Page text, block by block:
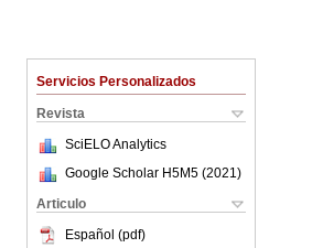
Servicios Personalizados
Revista
SciELO Analytics
Google Scholar H5M5 (2021 )
Articulo
Español (pdf)